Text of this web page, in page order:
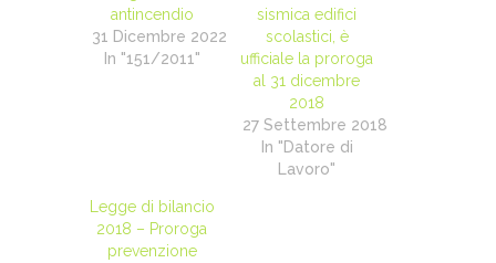
antincendio
31 Dicembre 2022
In "151/2011"
sismica edifici
scolastici, è
ufficiale la proroga
al 31 dicembre
2018
27 Settembre 2018
In "Datore di
Lavoro"
Legge di bilancio
2018 – Proroga
prevenzione